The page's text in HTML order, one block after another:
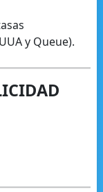
y Queue).